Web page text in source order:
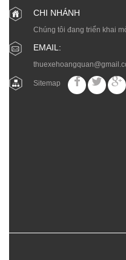
CHI NHÁNH
Chúng tôi đang triển khai
EMAIL:
Sitemap